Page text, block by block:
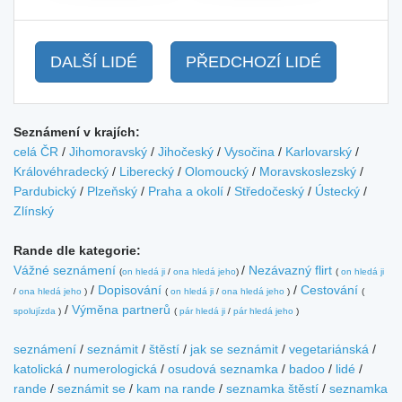
DALŠÍ LIDÉ PŘEDCHOZÍ LIDÉ
Seznámení v krajích:
celá ČR / Jihomoravský / Jihočeský / Vysočina / Karlovarský /
Královéhradecký / Liberecký / Olomoucký / Moravskoslezský /
Pardubický / Plzeňský / Praha a okolí / Středočeský / Ústecký /
Zlínský
Rande dle kategorie:
Vážné seznámení (on hledá ji / ona hledá jeho) / Nezávazný flirt ( on hledá ji
/ ona hledá jeho ) / Dopisování ( on hledá ji / ona hledá jeho ) / Cestování (
spolujízda ) / Výměna partnerů ( pár hledá ji / pár hledá jeho )
seznámení / seznámit / štěstí / jak se seznámit / vegetariánská /
katolická / numerologická / osudová seznamka / badoo / lidé /
rande / seznámit se / kam na rande / seznamka štěstí / seznamka